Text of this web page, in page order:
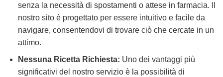
senza la necessità di spostamenti o attese in farmacia. Il
nostro sito è progettato per essere intuitivo e facile da
navigare, consentendovi di trovare ciò che cercate in un
attimo.
Nessuna Ricetta Richiesta: Uno dei vantaggi più
significativi del nostro servizio è la possibilità di